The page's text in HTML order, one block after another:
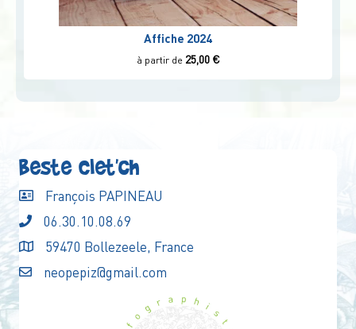
Affiche 2024
à partir de 25,00 €
Beste Clet'ch
François PAPINEAU
06.30.10.08.69
59470 Bollezeele, France
neopepiz@gmail.com